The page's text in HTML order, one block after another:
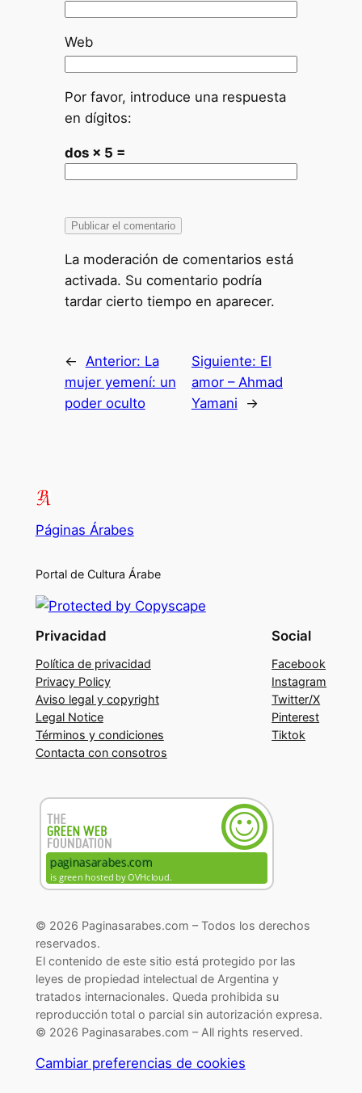
Web
Por favor, introduce una respuesta
en dígitos:
dos × 5 =
La moderación de comentarios está
activada. Su comentario podría
tardar cierto tiempo en aparecer.
← Anterior: La
mujer yemení: un
poder oculto
Siguiente: El
amor – Ahmad
Yamani
→
Páginas Árabes
Portal de Cultura Árabe
Privacidad
Política de privacidad
Privacy Policy
Aviso legal y copyright
Legal Notice
Términos y condiciones
Contacta con consotros
Social
Facebook
Instagram
Twitter/X
Pinterest
Tiktok
© 2026 Paginasarabes.com – Todos los derechos
reservados.
El contenido de este sitio está protegido por las
leyes de propiedad intelectual de Argentina y
tratados internacionales. Queda prohibida su
reproducción total o parcial sin autorización expresa.
© 2026 Paginasarabes.com – All rights reserved.
Cambiar preferencias de cookies